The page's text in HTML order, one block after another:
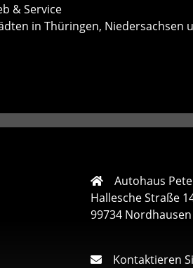
& Service
in Thüringen, Niedersachsen
Autohaus
Hallesche Straße
99734 Nordhausen
Kontaktieren